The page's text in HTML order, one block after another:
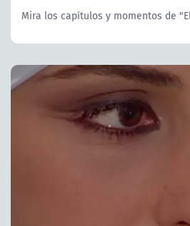
Mira los capítulos y momentos de